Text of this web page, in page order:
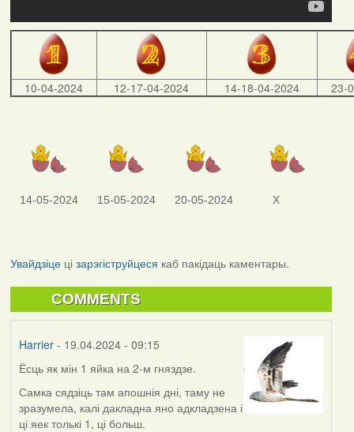
10-04-2024 12-17-04-2024 14-18-04-2024 23-
14-05-2024 15-05-2024 20-05-2024 X
Увайдзіцеці зарэгіструйцеся каб пакідаць каментары.
COMMENTS
Harrier- 19.04.2024 - 09:15
Ёсць як мін 1 яйка на 2-м гняздзе.
Самка сядзіць там апошнія дні, таму не
зразумела, калі дакладна яно адкладзена і
ці яек толькі 1, ці больш.